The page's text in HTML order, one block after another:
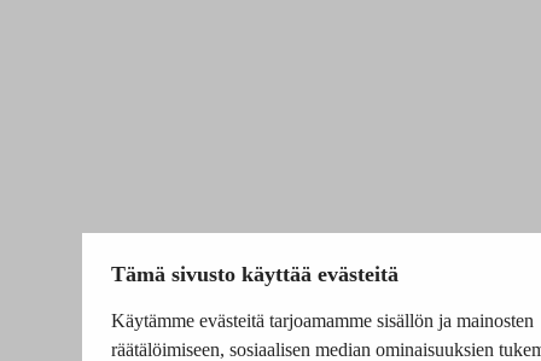
Tämä sivusto käyttää evästeitä
Käytämme evästeitä tarjoamamme sisällön ja mainosten
räätälöimiseen, sosiaalisen median ominaisuuksien